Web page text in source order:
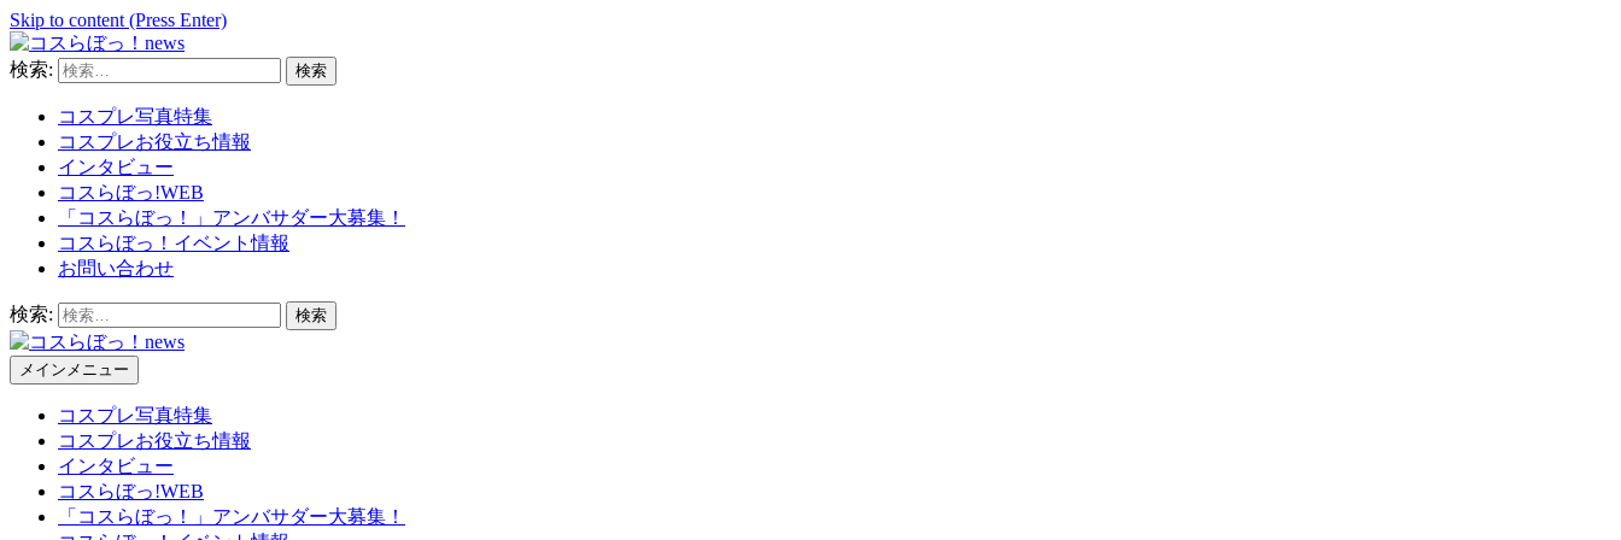
Skip to content (Press Enter)
コスらぼっ！news
検索:
コスプレ写真特集
コスプレお役立ち情報
インタビュー
コスらぼっ!WEB
「コスらぼっ！」アンバサダー大募集！
コスらぼっ！イベント情報
お問い合わせ
検索:
コスらぼっ！news
メインメニュー
コスプレ写真特集
コスプレお役立ち情報
インタビュー
コスらぼっ!WEB
「コスらぼっ！」アンバサダー大募集！